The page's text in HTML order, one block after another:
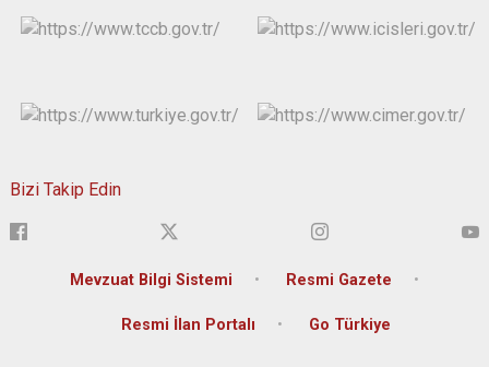
Bizi Takip Edin
Mevzuat Bilgi Sistemi Resmi Gazete
Resmi İlan Portalı Go Türkiye